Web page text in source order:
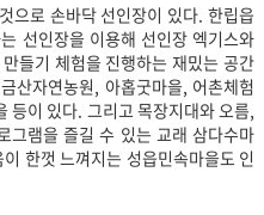
으로 손바닥 선인장이 있다. 한립읍
선인장을 이용해 선인장 엑기스와
들기 체험을 진행하는 재밌는 공간
산자연농원, 아홉굿마을, 어촌체험
이 있다. 그리고 목장지대와 오름,
그램을 즐길 수 있는 교래 삼다수마
한껏 느껴지는 성읍민속마을도 인